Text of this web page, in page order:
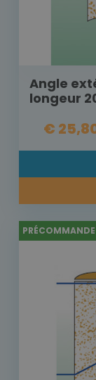
Angle
longeur
€
PRÉCOMMANDE